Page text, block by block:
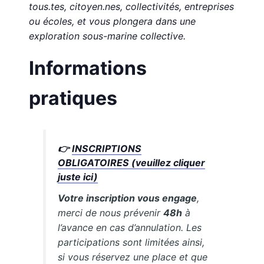
tous.tes, citoyen.nes, collectivités, entreprises
ou écoles, et vous plongera dans une
exploration sous-marine collective.
Informations
pratiques
👉INSCRIPTIONS
OBLIGATOIRES (veuillez cliquer
juste ici)
Votre inscription vous engage,
merci de nous prévenir48h à
l’avance en cas d’annulation. Les
participations sont limitées ainsi,
si vous réservez une place et que